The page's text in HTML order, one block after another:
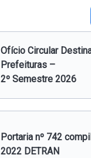
Ofício Circular
Prefeituras –
2º Semestre 2026
Portaria nº 742
2022 DETRAN